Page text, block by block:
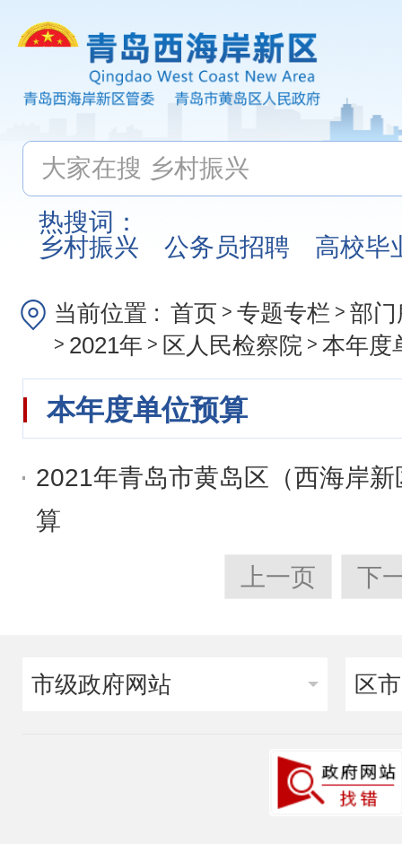
热搜词：
乡村振兴
公务员招聘 高校毕
当前位置 : 首页 > 专题专栏 > 部
> 2021年 > 区人民检察院 > 本年度
本年度单位预算
2021年青岛市黄岛区（西海岸
算
上一页 下
市级政府网站 区